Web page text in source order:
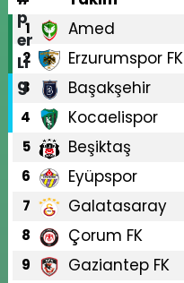
1 Amed
2 Erzurumspor FK
3 Başakşehir
4 Kocaelispor
5 Beşiktaş
6 Eyüpspor
7 Galatasaray
8 Çorum FK
9 Gaziantep FK